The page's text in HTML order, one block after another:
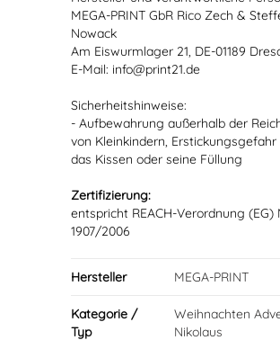
MEGA-PRINT GbR Rico Zech &
Nowack
Am Eiswurmlager 21, DE-01189
E-Mail: info@print21.de
Sicherheitshinweise:
- Aufbewahrung außerhalb der
von Kleinkindern, Erstickungsgefahr
das Kissen oder seine Füllung
Zertifizierung:
entspricht REACH-Verordnung (EG)
1907/2006
Hersteller MEGA-PRINT
Kategorie /
Typ
Weihnachten
Nikolaus